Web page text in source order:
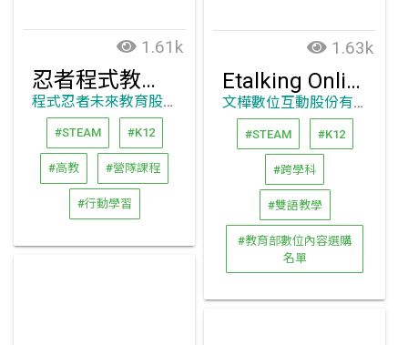
1.61k
忍者程式教育平台
程式忍者未來教育股份有限公司
#STEAM #K12
#高教 #營隊課程
#行動學習
1.63k
Etalking Online線上英語學習
文樺數位互動股份有限公司
#STEAM #K12
#跨學科
#雙語教學
#教育部數位內容選購
名單